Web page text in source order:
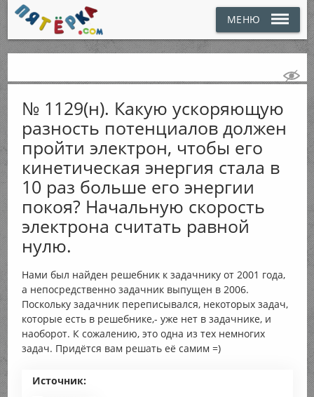
МЕНЮ
№ 1129(н). Какую ускоряющую
разность потенциалов должен
пройти электрон, чтобы его
кинетическая энергия стала в
10 раз больше его энергии
покоя? Начальную скорость
электрона считать равной
нулю.
Нами был найден решебник к задачнику от 2001 года,
а непосредственно задачник выпущен в 2006.
Поскольку задачник переписывался, некоторых задач,
которые есть в решебнике,- уже нет в задачнике, и
наоборот. К сожалению, это одна из тех немногих
задач. Придётся вам решать её самим =)
Источник: